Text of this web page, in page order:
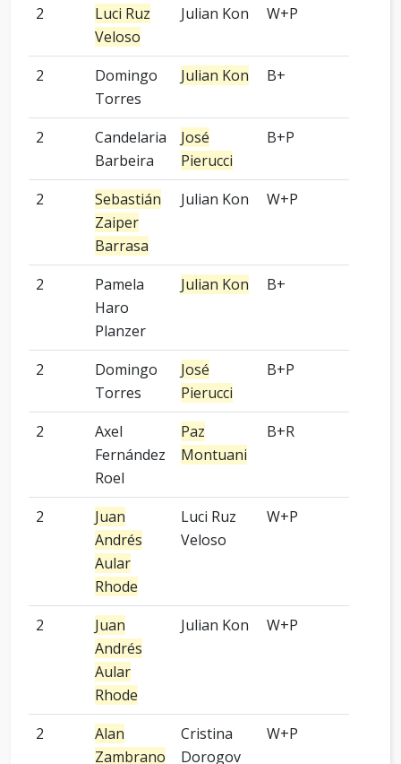
2
Luci Ruz
Veloso
Julian Kon W+P
2
Domingo
Torres
Julian Kon B+
2
Candelaria
Barbeira
José
Pierucci
B+P
2
Sebastián
Zaiper
Barrasa
Julian Kon W+P
2
Pamela
Haro
Planzer
Julian Kon B+
2
Domingo
Torres
José
Pierucci
B+P
2
Axel
Fernández
Roel
Paz
Montuani
B+R
2
Juan
Andrés
Aular
Rhode
Luci Ruz
Veloso
W+P
2
Juan
Andrés
Aular
Rhode
Julian Kon W+P
2
Alan
Zambrano
Cristina
Dorogov
W+P